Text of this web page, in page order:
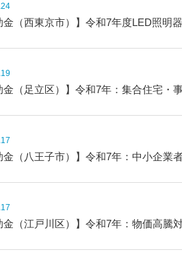
金（西東京市）】令和7年度LED照明
金（足立区）】令和7年：集合住宅・
金（八王子市）】令和7年：中小企業
金（江戸川区）】令和7年：物価高